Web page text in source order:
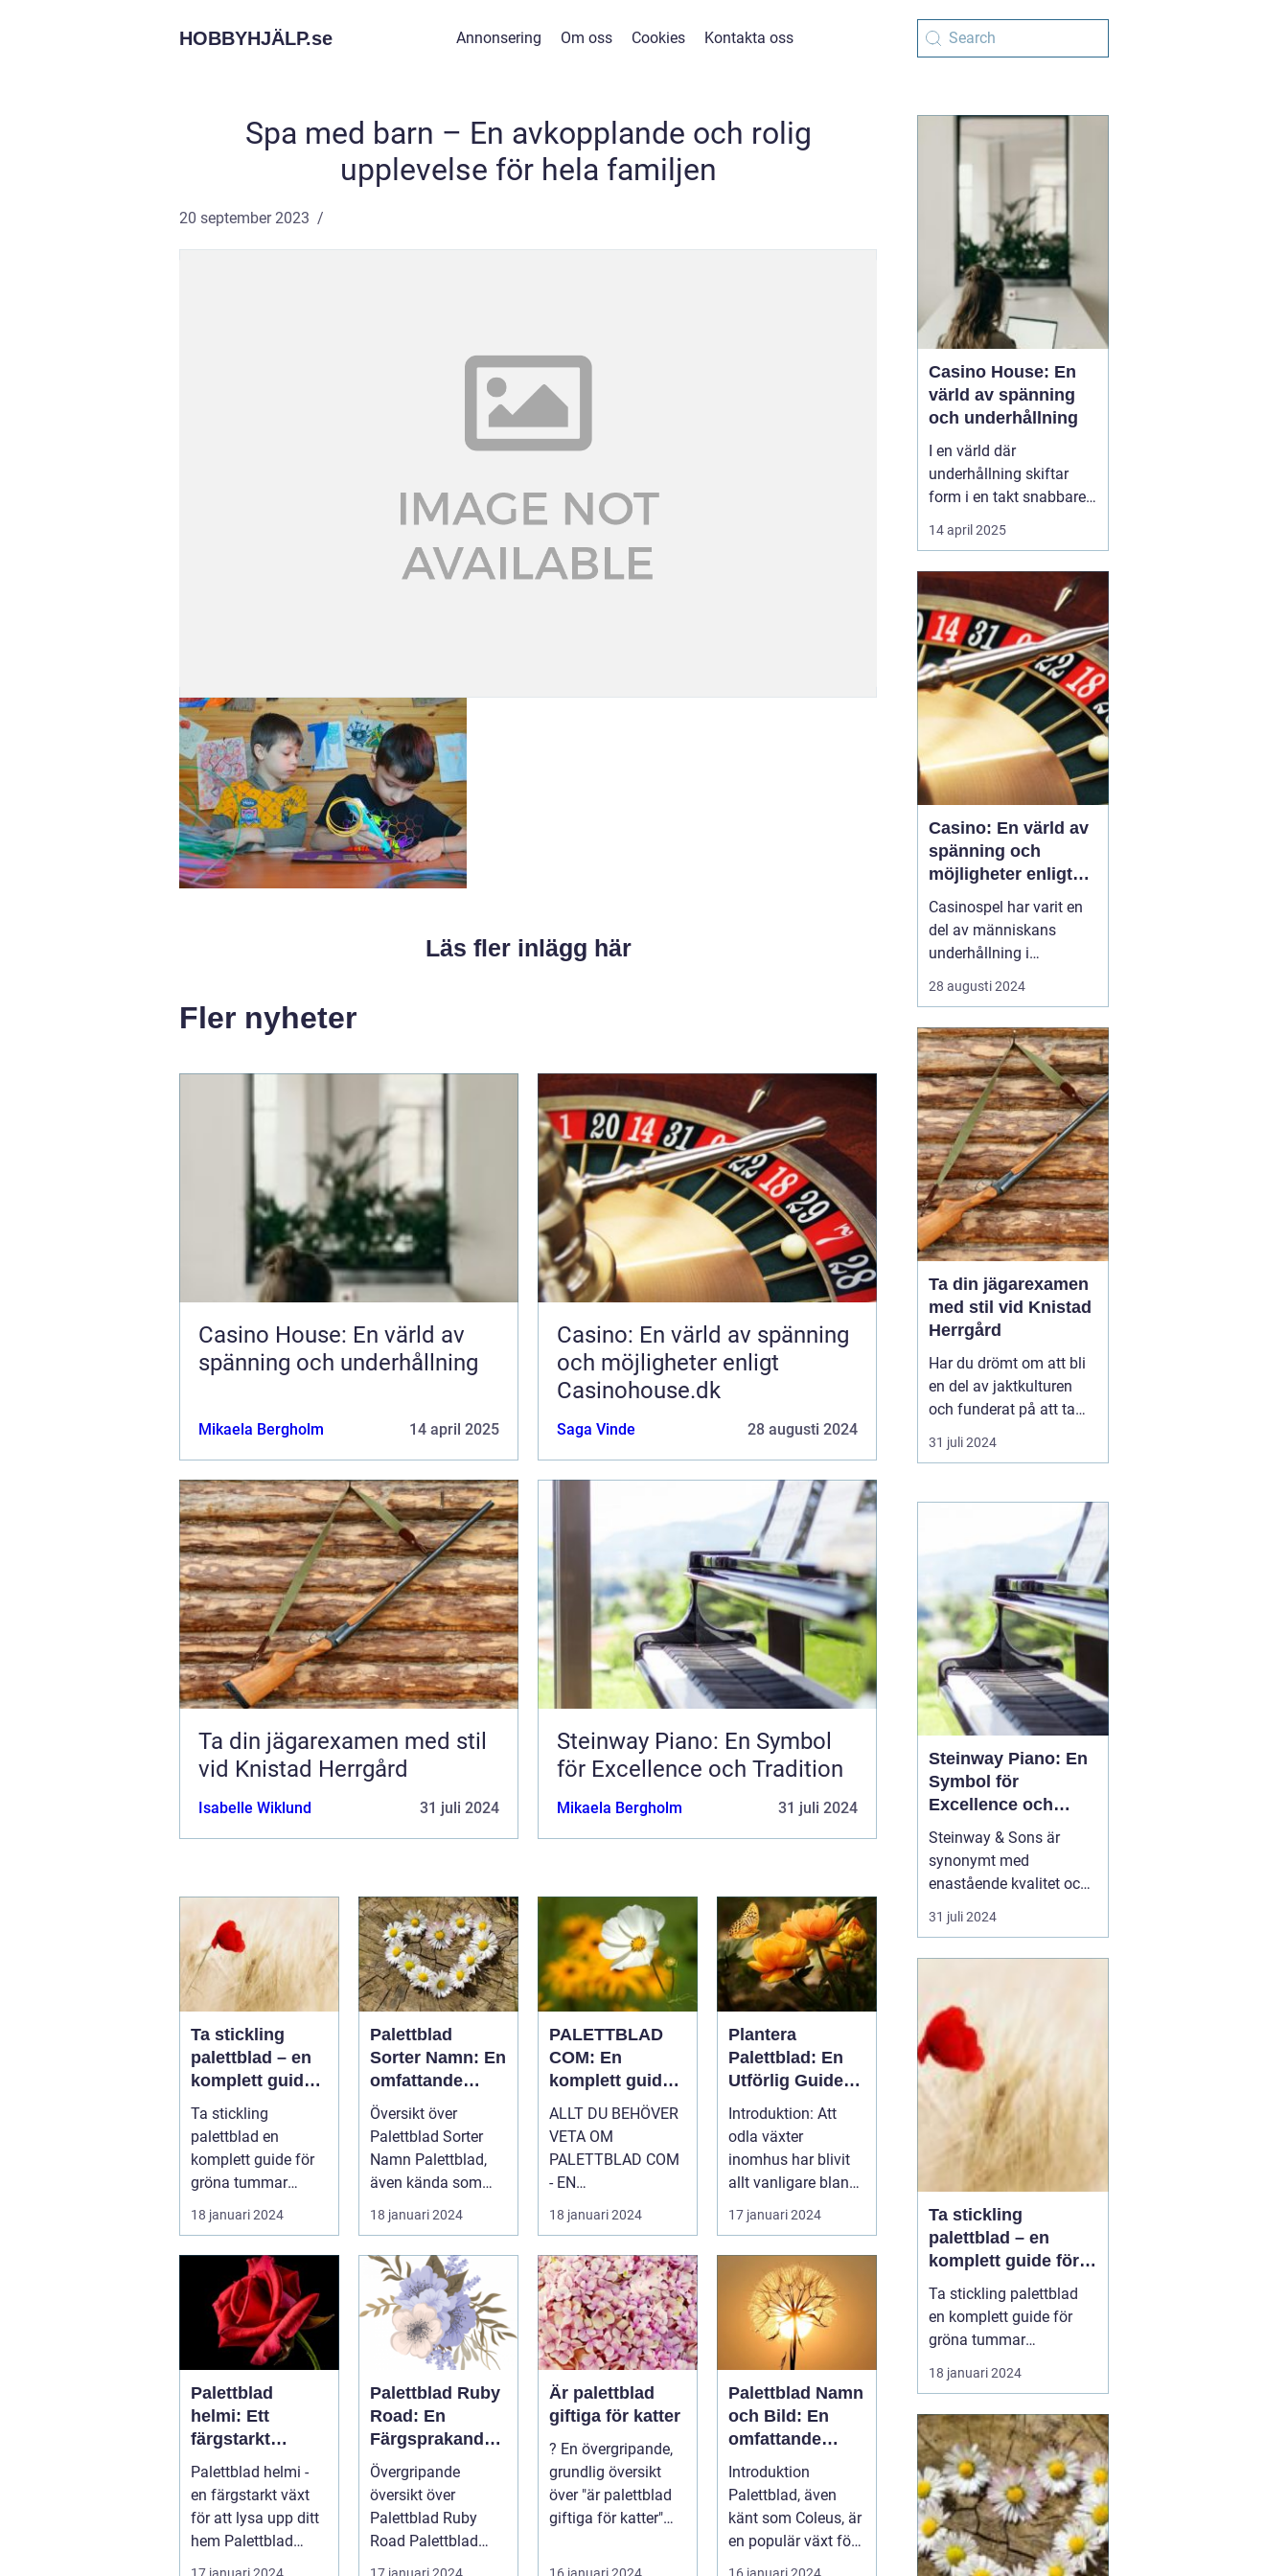
HOBBYHJÄLP.se Annonsering Om oss Cookies Kontakta oss
Spa med barn – En avkopplande och rolig
upplevelse för hela familjen
20 september 2023
Läs fler inlägg här
Fler nyheter
Casino House: En värld av
spänning och underhållning
Mikaela Bergholm 14 april 2025
Casino: En värld av spänning
och möjligheter enligt
Casinohouse.dk
Saga Vinde 28 augusti 2024
Ta din jägarexamen med stil
vid Knistad Herrgård
Isabelle Wiklund 31 juli 2024
Steinway Piano: En Symbol
för Excellence och Tradition
Mikaela Bergholm 31 juli 2024
Ta stickling
palettblad – en
komplett guide
för gröna
tummar
Ta stickling
palettblad en
komplett guide för
gröna tummar
Palettblad, även
känd som
krukpelargon ...
18 januari 2024
Palettblad
Sorter Namn: En
omfattande
guide till denna
populära växt
Översikt över
Palettblad Sorter
Namn Palettblad,
även kända som
coleus, är en
färgglad och
populär ...
18 januari 2024
PALETTBLAD
COM: En
komplett guide
till en trendig
inomhusväxt
ALLT DU BEHÖVER
VETA OM
PALETTBLAD COM
- EN
HÖGKVALITATIV
ÖVERSIKT
Introduktion
Palettblad com, ell...
18 januari 2024
Plantera
Palettblad: En
Utförlig Guide
till Populära
Inomhusväxter
Introduktion: Att
odla växter
inomhus har blivit
allt vanligare bland
privatpersoner för
att skapa e...
17 januari 2024
Palettblad
helmi: Ett
färgstarkt
bladverk för att
lysa upp ditt
hem
Palettblad helmi -
en färgstarkt växt
för att lysa upp ditt
hem Palettblad
helmi, även känt
17 januari 2024
Palettblad Ruby
Road: En
Färgsprakande
Favorit för
Hemmet
Övergripande
översikt över
Palettblad Ruby
Road Palettblad
Ruby Road är en
17 januari 2024
Är palettblad
giftiga för katter
? En övergripande,
grundlig översikt
över "är palettblad
giftiga för katter"
pop...
16 januari 2024
Palettblad Namn
och Bild: En
omfattande
guide för
trädgårdsälskar
e
Introduktion
Palettblad, även
känt som Coleus, är
en populär växt för
både inomhus och
16 januari 2024
Casino House: En
värld av spänning
och underhållning
I en värld där
underhållning skiftar
form i en takt snabbare
än någonsin tidigare,
står casinon som tidlösa
och glamour. Från de
ikoniska ljusen i Las
Vegas till det digitala
lands...
14 april 2025
Casino: En värld av
spänning och
möjligheter enligt
Casinohouse.dk
Casinospel har varit en
del av människans
underhållning i
århundraden, där det
ursprungligen var
kungligheter. I dagens
moderna värld är
casinon tillgängliga för
alla, vilket e...
28 augusti 2024
Ta din jägarexamen
med stil vid Knistad
Herrgård
Har du drömt om att bli
en del av jaktkulturen
och funderat på att ta
jägarexamen? Då kan en
intensivkurs vara den
nå ditt mål. På Knistad
noggrant utformade...
31 juli 2024
Steinway Piano: En
Symbol för
Excellence och
Tradition
Steinway & Sons är
synonymt med
enastående kvalitet och
arv inom världen av
pianon. Varje
31 juli 2024
Ta stickling
palettblad – en
komplett guide för
gröna tummar
Ta stickling palettblad
en komplett guide för
gröna tummar
Palettblad, även känd
som krukpelargon eller
är en populär växt bland
trädgårdsentusiaster och
inomhusväxtsamlare. En
av de bästa sätten att
föröka denna vackra
väx...
18 januari 2024